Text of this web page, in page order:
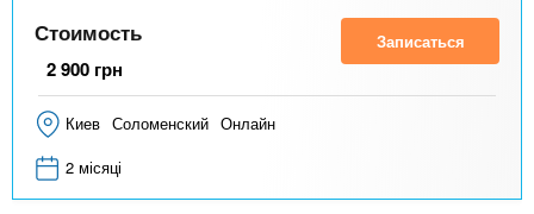
Стоимость
2 900 грн
Записаться
Киев Соломенский Онлайн
2 місяці